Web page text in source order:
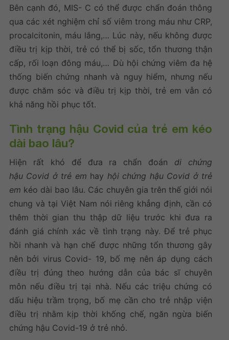
Bên cạnh đó, MIS- C có thể được chẩn đoán thông
qua các xét nghiệm chỉ số viêm trong máu như CRP,
procalcitonin, máu lắng,… Lúc này, nếu không được
điều trị kịp thời, trẻ có thể bị sốc, tổn thương thận
cấp, rối loạn đông máu,… Dù hội chứng viêm đa hệ
thống biến chứng nhanh và nguy hiểm, nhưng nếu
được chăm sóc và điều trị kịp thời, trẻ em vẫn có
khả năng hồi phục tốt.
Tình trạng hậu Covid của trẻ em kéo
dài bao lâu?
Hiện rất khó để đưa ra chẩn đoán di chứng
hậu Covid ở trẻ em hay hội chứng hậu Covid ở trẻ
em kéo dài bao lâu. Các chuyên gia trên thế giới nói
chung và tại Việt Nam nói riêng khẳng định, cần có
thêm thời gian thu thập dữ liệu trước khi đưa ra
đánh giá chính xác về tình trạng này. Để trẻ phục
hồi nhanh và hạn chế được những tổn thương gây
nên bởi virus Covid- 19, bố mẹ nên áp dụng cách
điều trị đúng theo hướng dẫn của bác sĩ chuyên
môn nếu điều trị tại nhà. Nếu các triệu chứng có
dấu hiệu trầm trọng, bố mẹ cần cho trẻ nhập viện
điều trị nhằm kịp thời khống chế, ngăn ngừa biến
chứng hậu Covid-19 ở trẻ nhỏ.